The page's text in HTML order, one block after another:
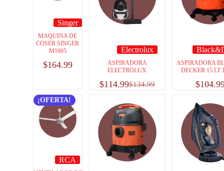
Singer
MAQUINA DE
COSER SINGER
M1605
$164.99
Electrolux
ASPIRADORA
ELECTROLUX
$134.99
$114.99
ASPIRADORA
DECKER 15 LT
$
¡OFERTA!
RCA